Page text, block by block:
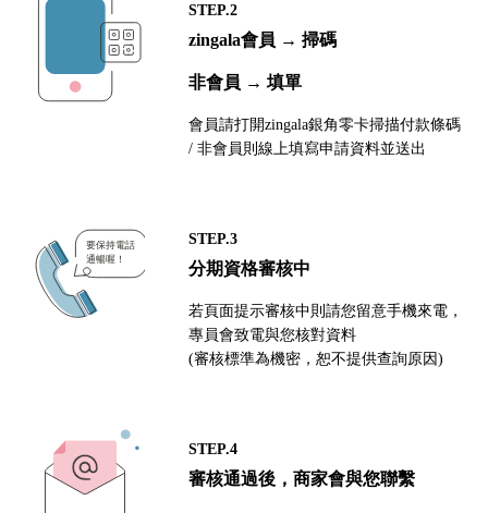
STEP.2
zingala會員 → 掃碼
非會員 → 填單
會員請打開zingala銀角零卡掃描付款條碼
/ 非會員則線上填寫申請資料並送出
STEP.3
分期資格審核中
若頁面提示審核中則請您留意手機來電，
專員會致電與您核對資料
(審核標準為機密，恕不提供查詢原因)
STEP.4
審核通過後，商家會與您聯繫